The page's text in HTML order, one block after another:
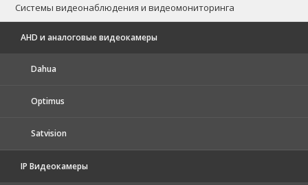
Системы видеонаблюдения и видеомониторинга
AHD и аналоговые видеокамеры
Dahua
Optimus
Satvision
IP Видеокамеры